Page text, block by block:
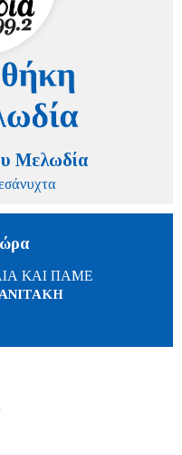
Μελωδία
ΚΑΙ ΠΑΜΕ